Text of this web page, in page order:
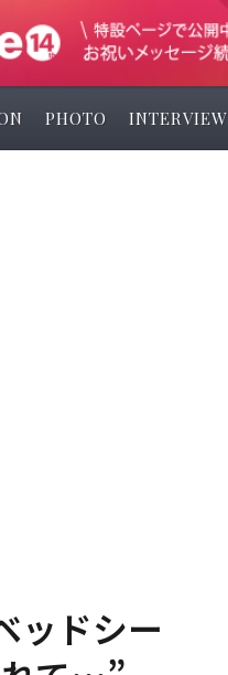
PHOTO INTERVIEW
ッドシー